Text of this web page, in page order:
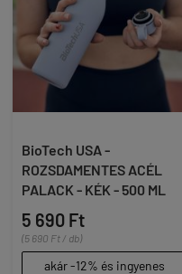
BioTech USA -
ROZSDAMENTES ACÉL
PALACK - KÉK - 500 ML
5 690 Ft
(5 690 Ft / db)
akár -12% és ingyenes